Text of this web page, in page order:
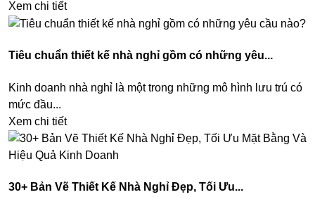
Xem chi tiết
Tiêu chuẩn thiết kế nhà nghỉ gồm có những yêu...
Kinh doanh nhà nghỉ là một trong những mô hình lưu trú có
mức đầu...
Xem chi tiết
30+ Bản Vẽ Thiết Kế Nhà Nghỉ Đẹp, Tối Ưu...